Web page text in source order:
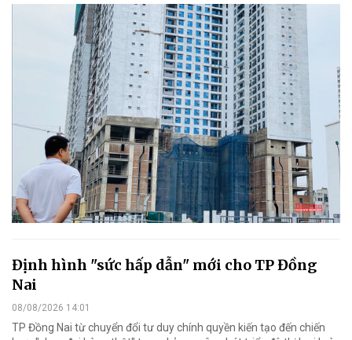
Định hình "sức hấp dẫn" mới cho TP Đồng
Nai
08/08/2026 14:01
TP Đồng Nai từ chuyển đổi tư duy chính quyền kiến tạo đến chiến